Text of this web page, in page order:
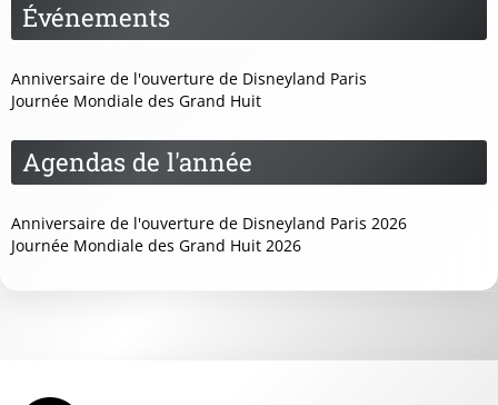
Événements
Anniversaire de l'ouverture de Disneyland Paris
Journée Mondiale des Grand Huit
Agendas de l'année
Anniversaire de l'ouverture de Disneyland Paris 2026
Journée Mondiale des Grand Huit 2026